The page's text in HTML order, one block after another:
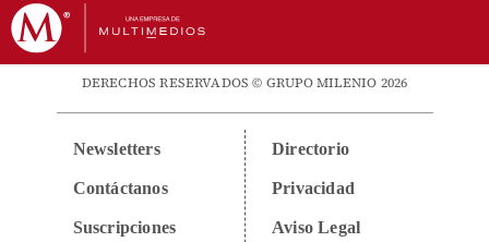
DERECHOS RESERVADOS © GRUPO MILENIO 2026
Newsletters
Contáctanos
Suscripciones
Directorio
Privacidad
Aviso Legal